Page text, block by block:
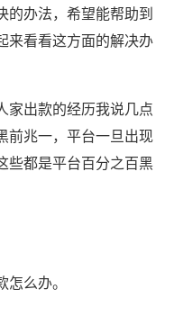
的办法，希望能帮助到
来看看这方面的解决办
家出款的经历我说几点
前兆一，平台一旦出现
些都是平台百分之百黑
么办。